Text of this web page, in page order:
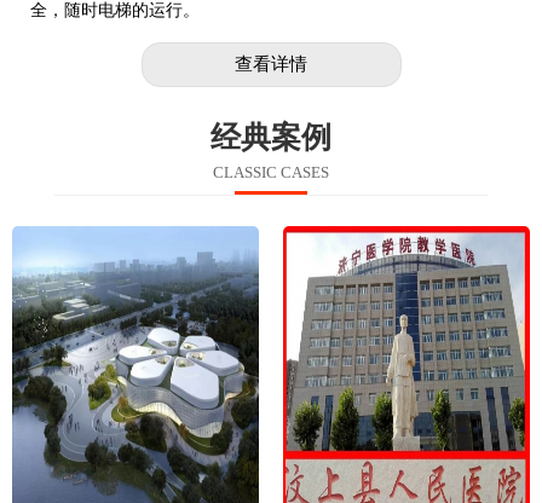
全，随时电梯的运行。
查看详情
经典案例
CLASSIC CASES